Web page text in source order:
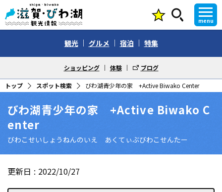
menu
観光 グルメ 宿泊 特集
ショッピング 体験 ブログ
トップ スポット検索 びわ湖青少年の家 +Active Biwako Center
びわ湖青少年の家 +Active Biwako C
enter
びわこせいしょうねんのいえ あくてぃぶびわこせんたー
更新日 2022/10/27